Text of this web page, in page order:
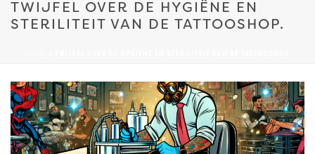
TWIJFEL OVER DE HYGIËNE EN
STERILITEIT VAN DE TATTOOSHOP.